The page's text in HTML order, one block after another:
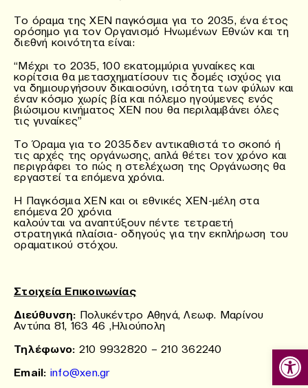
Το όραμα της ΧΕΝ παγκόσμια για το 2035, ένα έτος
ορόσημο για τον Οργανισμό Ηνωμένων Εθνών και τη
διεθνή κοινότητα είναι:
“Μέχρι το 2035, 100 εκατομμύρια γυναίκες και
κορίτσια θα μετασχηματίσουν τις δομές ισχύος για
να δημιουργήσουν δικαιοσύνη, ισότητα των φύλων και
έναν κόσμο χωρίς βία και πόλεμο ηγούμενες ενός
βιώσιμου κινήματος ΧΕΝ που θα περιλαμβάνει όλες
τις γυναίκες”
Το Όραμα για το 2035 δεν αντικαθιστά το σκοπό ή
τις αρχές της οργάνωσης, απλά θέτει τον χρόνο και
περιγράφει το πώς η στελέχωση της Οργάνωσης θα
εργαστεί τα επόμενα χρόνια.
Η Παγκόσμια ΧΕΝ και οι εθνικές ΧΕΝ-μέλη στα
επόμενα 20 χρόνια
καλούνται να αναπτύξουν πέντε τετραετή
στρατηγικά πλαίσια- οδηγούς για την εκπλήρωση του
οραματικού στόχου.
Στοιχεία Επικοινωνίας
Διεύθυνση: Πολυκέντρο Αθηνά, Λεωφ. Μαρίνου
Αντύπα 81, 163 46 ,Ηλιούπολη
Τηλέφωνο: 210 9932820 – 210 362240
Email: info@xen.gr